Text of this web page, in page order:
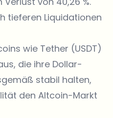
tieferen Liquidationen
wie Tether (USDT)
die ihre Dollar-
stabil halten,
den Altcoin-Markt